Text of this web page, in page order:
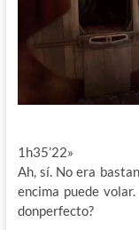
1h35’22»
Ah, sí. No era
encima puede
donperfecto?